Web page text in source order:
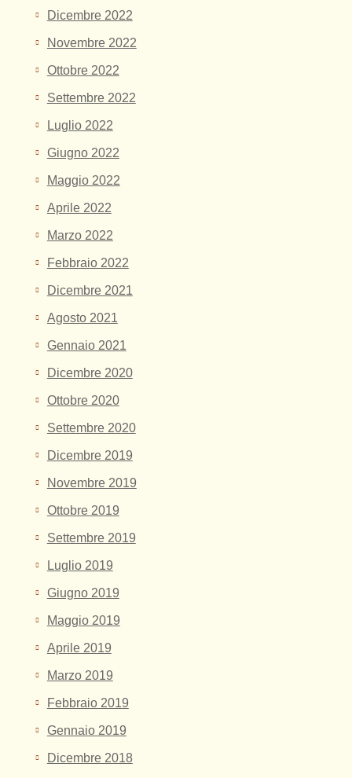
Dicembre 2022
Novembre 2022
Ottobre 2022
Settembre 2022
Luglio 2022
Giugno 2022
Maggio 2022
Aprile 2022
Marzo 2022
Febbraio 2022
Dicembre 2021
Agosto 2021
Gennaio 2021
Dicembre 2020
Ottobre 2020
Settembre 2020
Dicembre 2019
Novembre 2019
Ottobre 2019
Settembre 2019
Luglio 2019
Giugno 2019
Maggio 2019
Aprile 2019
Marzo 2019
Febbraio 2019
Gennaio 2019
Dicembre 2018